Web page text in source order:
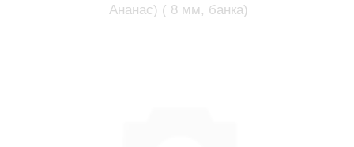
Ананас) ( 8 мм, банка)